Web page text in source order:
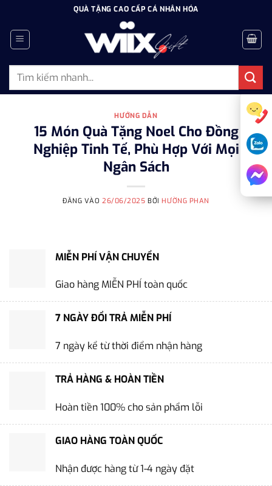
dung
QUÀ TẶNG CAO CẤP CÁ NHÂN HÓA
Tìm
HƯỚNG DẪN
15 Món Quà Tặng Noel Cho Đồng
Nghiệp Tinh Tế, Phù Hợp Với Mọi
Ngân Sách
ĐĂNG VÀO 26/06/2025 BỞIHƯỜNG PHAN
MIỄN PHÍ VẬN CHUYỂN
Giao hàng MIỄN PHÍ toàn quốc
7 NGÀY ĐỔI TRẢ MIỄN PHÍ
7 ngày kể từ thời điểm nhận hàng
TRẢ HÀNG & HOÀN TIỀN
Hoàn tiền 100% cho sản phẩm lỗi
GIAO HÀNG TOÀN QUỐC
Nhận được hàng từ 1-4 ngày đặt